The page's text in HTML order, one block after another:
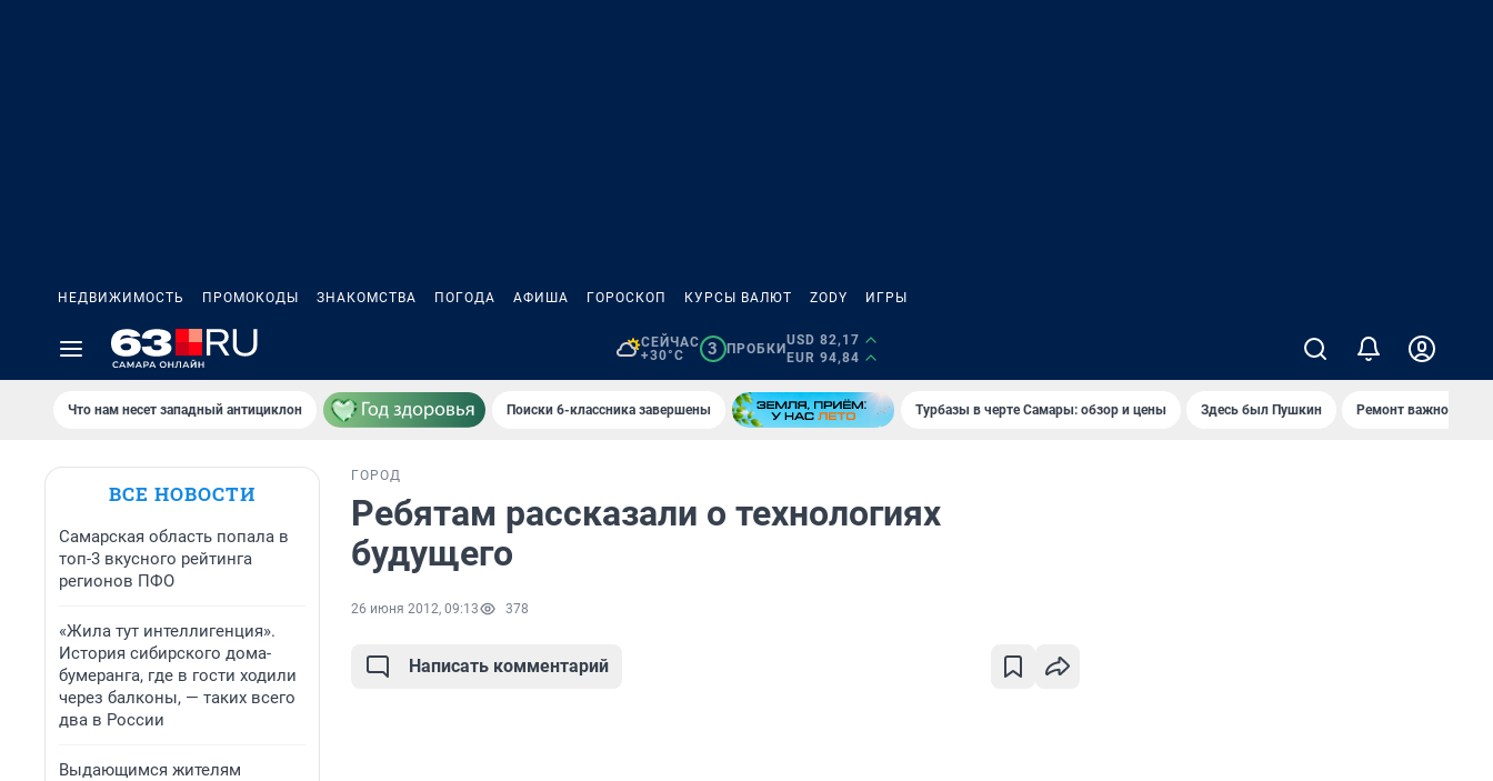
НЕДВИЖИМОСТЬ ПРОМОКОДЫ ЗНАКОМСТВА ПОГОДА АФИША ГОРОСКОП КУРСЫ ВАЛЮТ ZODY ИГРЫ
СЕЙЧАС
+30°C
3 ПРОБКИ
USD 82,17
EUR 94,84
Что нам несет западный антициклон Поиски 6-классника завершены Турбазы в черте Самары: обзор и цены Здесь был Пушкин Ремонт важного
ВСЕ НОВОСТИ
Самарская область попала в
топ-3 вкусного рейтинга
регионов ПФО
«Жила тут интеллигенция».
История сибирского дома-
бумеранга, где в гости ходили
через балконы, — таких всего
два в России
Выдающимся жителям
ГОРОД
Ребятам рассказали о технологиях
будущего
26 июня 2012, 09:13 378
Написать комментарий